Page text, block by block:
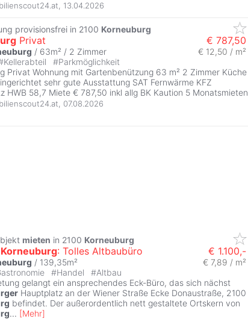
13.04.2026
provisionsfrei in 2100 Korneuburg
Privat € 787,50
/ 63m² / 2 Zimmer
€ 12,50 / m²
Kellerabteil #Parkmöglichkeit
Privat Wohnung mit Gartenbenützung 63 m² 2 Zimmer Küche
sehr gute Ausstattung SAT Fernwärme KFZ
HWB 58,7 Miete € 787,50 inkl allg BK Kaution 5 Monatsmieten
07.08.2026
mieten in 2100 Korneuburg
Korneuburg: Tolles Altbaubüro € 1.100,-
/ 139,35m²
€ 7,89 / m²
#Handel #Altbau
gelangt ein ansprechendes Eck-Büro, das sich nächst
Hauptplatz an der Wiener Straße Ecke Donaustraße, 2100
befindet. Der außerordentlich nett gestaltete Ortskern von
... [Mehr]